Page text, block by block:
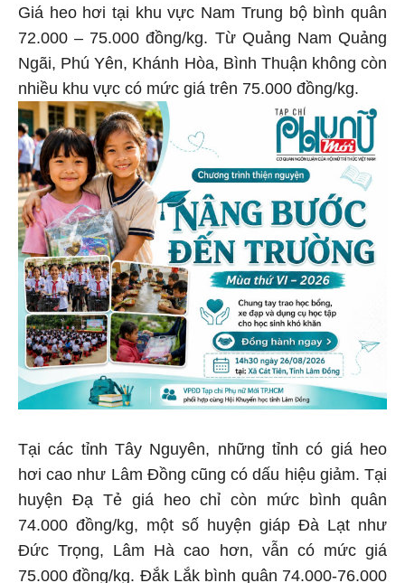
Giá heo hơi tại khu vực Nam Trung bộ bình quân
72.000 – 75.000 đồng/kg. Từ Quảng Nam Quảng
Ngãi, Phú Yên, Khánh Hòa, Bình Thuận không còn
nhiều khu vực có mức giá trên 75.000 đồng/kg.
Tại các tỉnh Tây Nguyên, những tỉnh có giá heo
hơi cao như Lâm Đồng cũng có dấu hiệu giảm. Tại
huyện Đạ Tẻ giá heo chỉ còn mức bình quân
74.000 đồng/kg, một số huyện giáp Đà Lạt như
Đức Trọng, Lâm Hà cao hơn, vẫn có mức giá
75.000 đồng/kg. Đắk Lắk bình quân 74.000-76.000